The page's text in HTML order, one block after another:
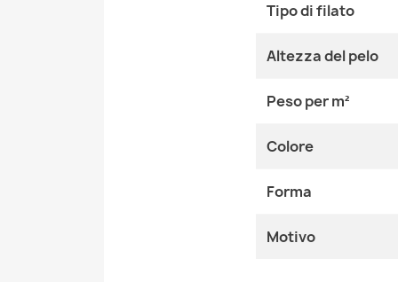
Tipo di filato
Altezza del pelo
Peso per m²
Colore
Forma
Motivo